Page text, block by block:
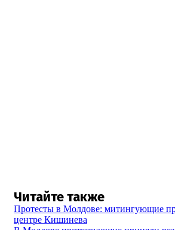
Читайте также
Протесты в Молдове: митингующие
центре Кишинева